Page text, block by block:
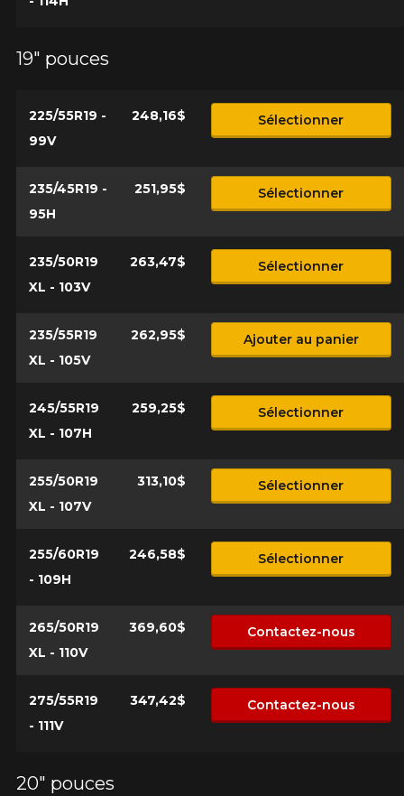
19" pouces
225/55R19 -
99V
248,16$ Sélectionner
235/45R19 -
95H
251,95$ Sélectionner
235/50R19
XL - 103V
263,47$ Sélectionner
235/55R19
XL - 105V
262,95$ Ajouter au panier
245/55R19
XL - 107H
259,25$ Sélectionner
255/50R19
XL - 107V
313,10$ Sélectionner
255/60R19
- 109H
246,58$ Sélectionner
265/50R19
XL - 110V
369,60$ Contactez-nous
275/55R19
- 111V
347,42$ Contactez-nous
20" pouces